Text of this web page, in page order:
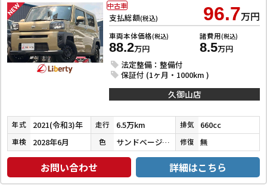
支払総額(税込) 96.7万円
車両本体価格(税込)
88.2万円
諸費用(税込)
8.5万円
法定整備：整備付
保証付 (1ヶ月・1000km )
中古車
久御山店
年式 2021(令和3)年 走行 6.5万km 排気 660cc
車検 2028年6月 色 サンドベージュメタリック 修復 無
お問い合わせ 詳細はこちら